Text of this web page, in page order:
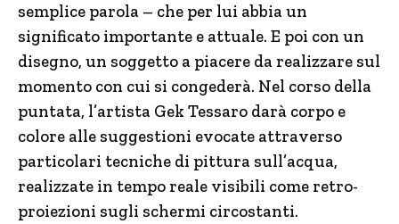
semplice parola – che per lui abbia un
significato importante e attuale. E poi con un
disegno, un soggetto a piacere da realizzare sul
momento con cui si congederà. Nel corso della
puntata, l’artista Gek Tessaro darà corpo e
colore alle suggestioni evocate attraverso
particolari tecniche di pittura sull’acqua,
realizzate in tempo reale visibili come retro-
proiezioni sugli schermi circostanti.